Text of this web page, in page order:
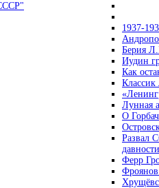
1937-
Берия
Иудин
Как
Лунная
О
Развал
давности
Ферр